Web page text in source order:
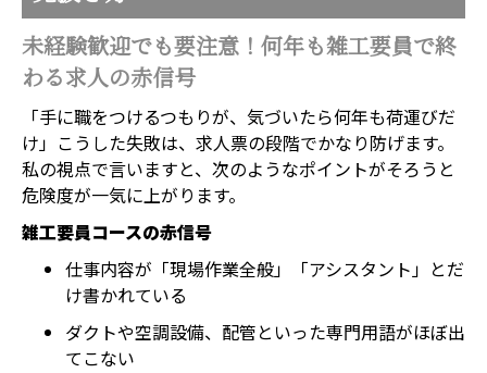
未経験歓迎でも要注意！何年も雑工要員で終
わる求人の赤信号
「手に職をつけるつもりが、気づいたら何年も荷運びだ
け」こうした失敗は、求人票の段階でかなり防げます。
私の視点で言いますと、次のようなポイントがそろうと
危険度が一気に上がります。
雑工要員コースの赤信号
仕事内容が「現場作業全般」「アシスタント」とだ
け書かれている
ダクトや空調設備、配管といった専門用語がほぼ出
てこない